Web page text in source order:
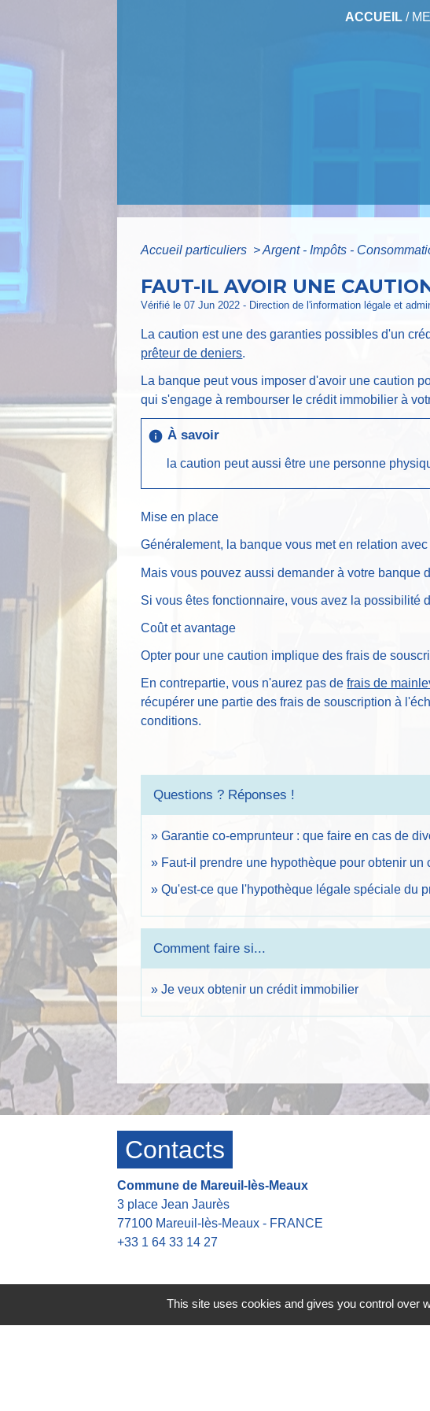
ACCUEIL /
Accueil particuliers > Argent - Impôts -
FAUT-IL AVOIR UNE
Vérifié le 07 Jun 2022 - Direction de l'information légale et
La caution est une des garanties possibles d'un
prêteur de deniers.
La banque peut vous imposer d'avoir une caution
qui s'engage à rembourser le crédit immobilier à
info À savoir
la caution peut aussi être une personne
Mise en place
Généralement, la banque vous met en relation
Mais vous pouvez aussi demander à votre banque
Si vous êtes fonctionnaire, vous avez la possibilité
Coût et avantage
Opter pour une caution implique des frais de
En contrepartie, vous n'aurez pas defrais de
récupérer une partie des frais de souscription à
conditions.
Questions ? Réponses !
Garantie co-emprunteur : que faire en cas de
Faut-il prendre une hypothèque pour obtenir un
Qu'est-ce que l'hypothèque légale spéciale du
Comment faire si...
Je veux obtenir un crédit immobilier
Contacts
Commune de Mareuil-lès-Meaux
3 place Jean Jaurès
77100 Mareuil-lès-Meaux - FRANCE
+33 1 64 33 14 27
Heures d'ouverture de la mairie
👉 Du Lundi au Jeudi : 8h30-12h00 13h30-17h00
This site uses cookies and gives you control over